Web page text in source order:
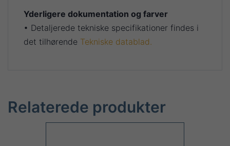
Yderligere dokumentation og farver
• Detaljerede tekniske specifikationer findes i
det tilhørende Tekniske datablad.
Relaterede produkter